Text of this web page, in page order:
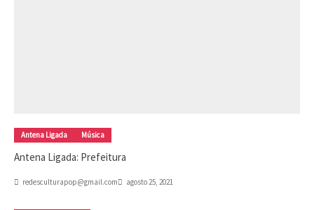
Antena Ligada Música
Antena Ligada: Prefeitura
redesculturapop@gmail.com agosto 25, 2021